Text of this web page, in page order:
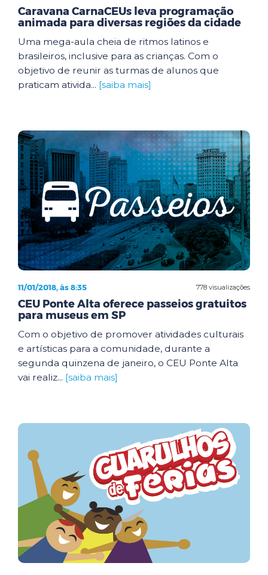
Caravana CarnaCEUs leva programação
animada para diversas regiões da cidade
Uma mega-aula cheia de ritmos latinos e
brasileiros, inclusive para as crianças. Com o
objetivo de reunir as turmas de alunos que
praticam ativida... [saiba mais]
778 visualizações
11/01/2018, às 8:35
CEU Ponte Alta oferece passeios gratuitos
para museus em SP
Com o objetivo de promover atividades culturais
e artísticas para a comunidade, durante a
segunda quinzena de janeiro, o CEU Ponte Alta
vai realiz... [saiba mais]